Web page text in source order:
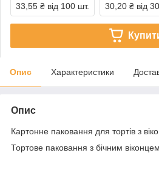
33,55 ₴ від 100 шт. 30,20 ₴ від
Опис Характеристики
Опис
Картонне паковання для тортів з
Тортове паковання з бічним